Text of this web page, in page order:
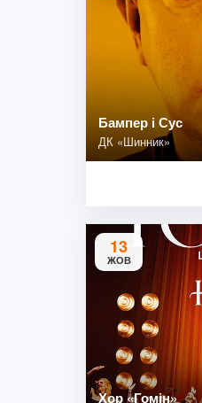
Бампер і Сус
ДК «Шинник»
13
ЖОВ
Хор «Гомін»